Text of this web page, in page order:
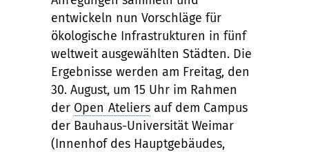
entwickeln nun Vorschläge für
ökologische Infrastrukturen in fünf
weltweit ausgewählten Städten. Die
Ergebnisse werden am Freitag, den
30. August, um 15 Uhr im Rahmen
der Open Ateliers auf dem Campus
der Bauhaus-Universität Weimar
(Innenhof des Hauptgebäudes,